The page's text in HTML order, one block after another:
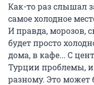
Как-то раз слышал
самое холодное
И правда, морозов,
будет просто
дома, в кафе... С
Турции проблемы,
разному. Это может